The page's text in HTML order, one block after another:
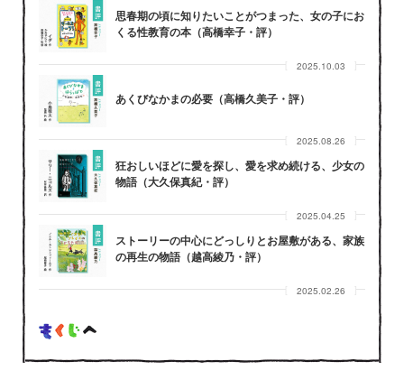
思春期の頃に知りたいことがつまった、女の子にお
くる性教育の本（高橋幸子・評）
2025.10.03
あくびなかまの必要（高橋久美子・評）
2025.08.26
狂おしいほどに愛を探し、愛を求め続ける、少女の
物語（大久保真紀・評）
2025.04.25
ストーリーの中心にどっしりとお屋敷がある、家族
の再生の物語（越高綾乃・評）
2025.02.26